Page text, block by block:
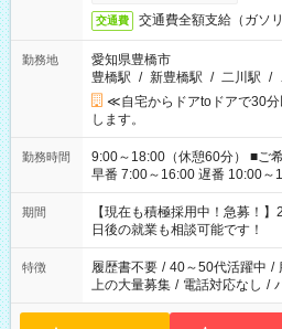
交通費 交通費全額支給（ガソ
勤務地
愛知県豊橋市
豊橋駅 / 新豊橋駅 / 二川駅 /
≪自宅からドアtoドアで30
します。
勤務時間
9:00～18:00（休憩60分） ■ご希望があれば下記シフトもOK！
早番 7:00～16:00 遅番 10:00～19:00 「家族と休みを
い」 「余裕を持って夕飯の準
たくない」 など、ご希望を教えてくだ
の方へ 今ご覧のお仕事で希望
の勤務時間。 合計で週40時間
期間
【現在も積極採用中！急募！
日後の就業も相談可能です！
特徴 履歴書不要 / 40～50代活躍中 /
上の大量募集 / 電話対応なし /